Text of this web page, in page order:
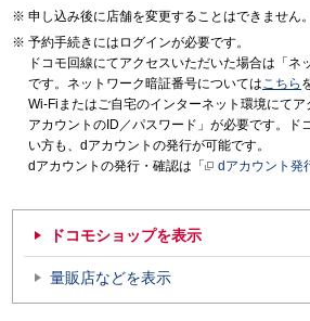
申し込み後に店舗を変更することはできません。
予約手続きにはログインが必要です。
ドコモ回線にてアクセスいただいた場合は「ネ
です。ネットワーク暗証番号についてはこちら
Wi-Fiまたはご自宅のインターネット環境にて
アカウントのID／パスワード」が必要です。ド
い方も、dアカウントの発行が可能です。
dアカウントの発行・確認は「
dアカウント発
ドコモショップを表示
量販店などを表示